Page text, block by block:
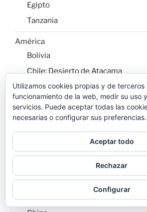
Egipto
Tanzania
América
Bolivia
Chile: Desierto de Atacama
Costa Rica
Cuba
EEUU: Costa Oeste
Galápagos
Patagonia Argentina y Chilena
Asia
Utilizamos cookies propias y de
funcionamiento de la web, medir su uso
servicios. Puede aceptar todas las
necesarias o configurar sus preferencias.
Aceptar todo
Rechazar
Configurar